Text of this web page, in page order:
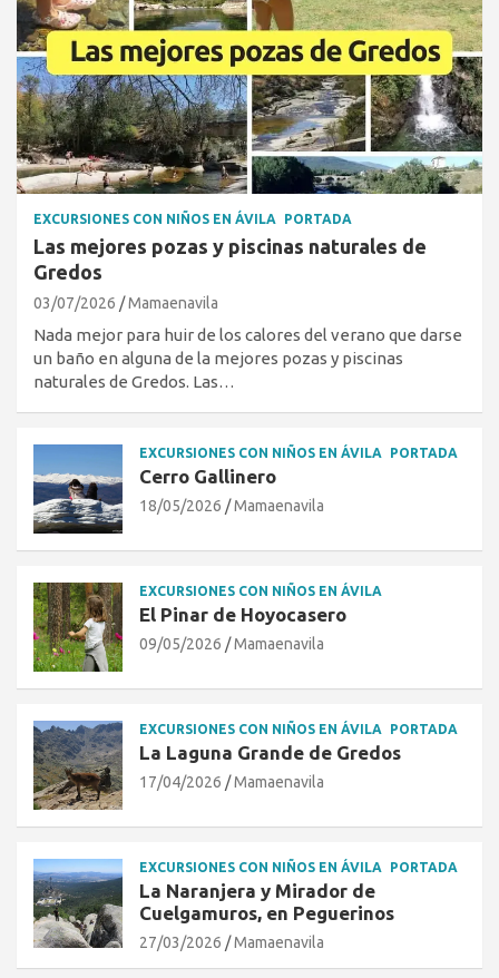
EXCURSIONES CON NIÑOS EN ÁVILA PORTADA
Las mejores pozas y piscinas naturales de
Gredos
03/07/2026 Mamaenavila
Nada mejor para huir de los calores del verano que darse
un baño en alguna de la mejores pozas y piscinas
naturales de Gredos. Las…
EXCURSIONES CON NIÑOS EN ÁVILA PORTADA
Cerro Gallinero
18/05/2026 Mamaenavila
EXCURSIONES CON NIÑOS EN ÁVILA
El Pinar de Hoyocasero
09/05/2026 Mamaenavila
EXCURSIONES CON NIÑOS EN ÁVILA PORTADA
La Laguna Grande de Gredos
17/04/2026 Mamaenavila
EXCURSIONES CON NIÑOS EN ÁVILA PORTADA
La Naranjera y Mirador de
Cuelgamuros, en Peguerinos
27/03/2026 Mamaenavila